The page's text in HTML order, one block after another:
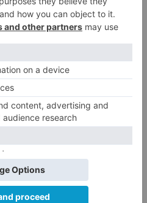
hachís, cocaína y marihuana
ocultos en su vehículo
LO ÚLTIMO
Burgos registra uno de los
mayores aumentos de usuarios
de ‘Conciliamos Verano’, con
Una acera demasiado estrecha y
unos contenedores que obligan
a buscar otro camino